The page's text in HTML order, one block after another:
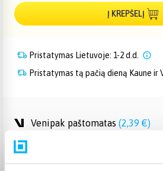
Į KREPŠELĮ
Pristatymas Lietuvoje: 1-2 d.d.
Pristatymas tą pačią dieną Kaune ir
Venipak paštomatas (2,39 €)
Venipak kurjeris (2,99 €)